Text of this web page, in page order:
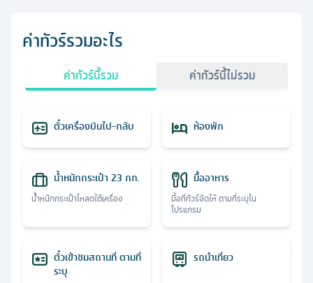
ค่าทัวร์รวมอะไร
ค่าทัวร์นี้รวม ค่าทัวร์นี้ไม่รวม
ตั๋วเครื่องบินไป-กลับ ห้องพัก
น้ำหนักกระเป๋า 23 กก.
น้ำหนักกระเป๋าโหลดใต้เครื่อง
มื้ออาหาร
มื้อที่ทัวร์จัดให้ ตามที่ระบุใน
โปรแกรม
ตั๋วเข้าชมสถานที่ ตามที่
ระบุ
รถนำเที่ยว